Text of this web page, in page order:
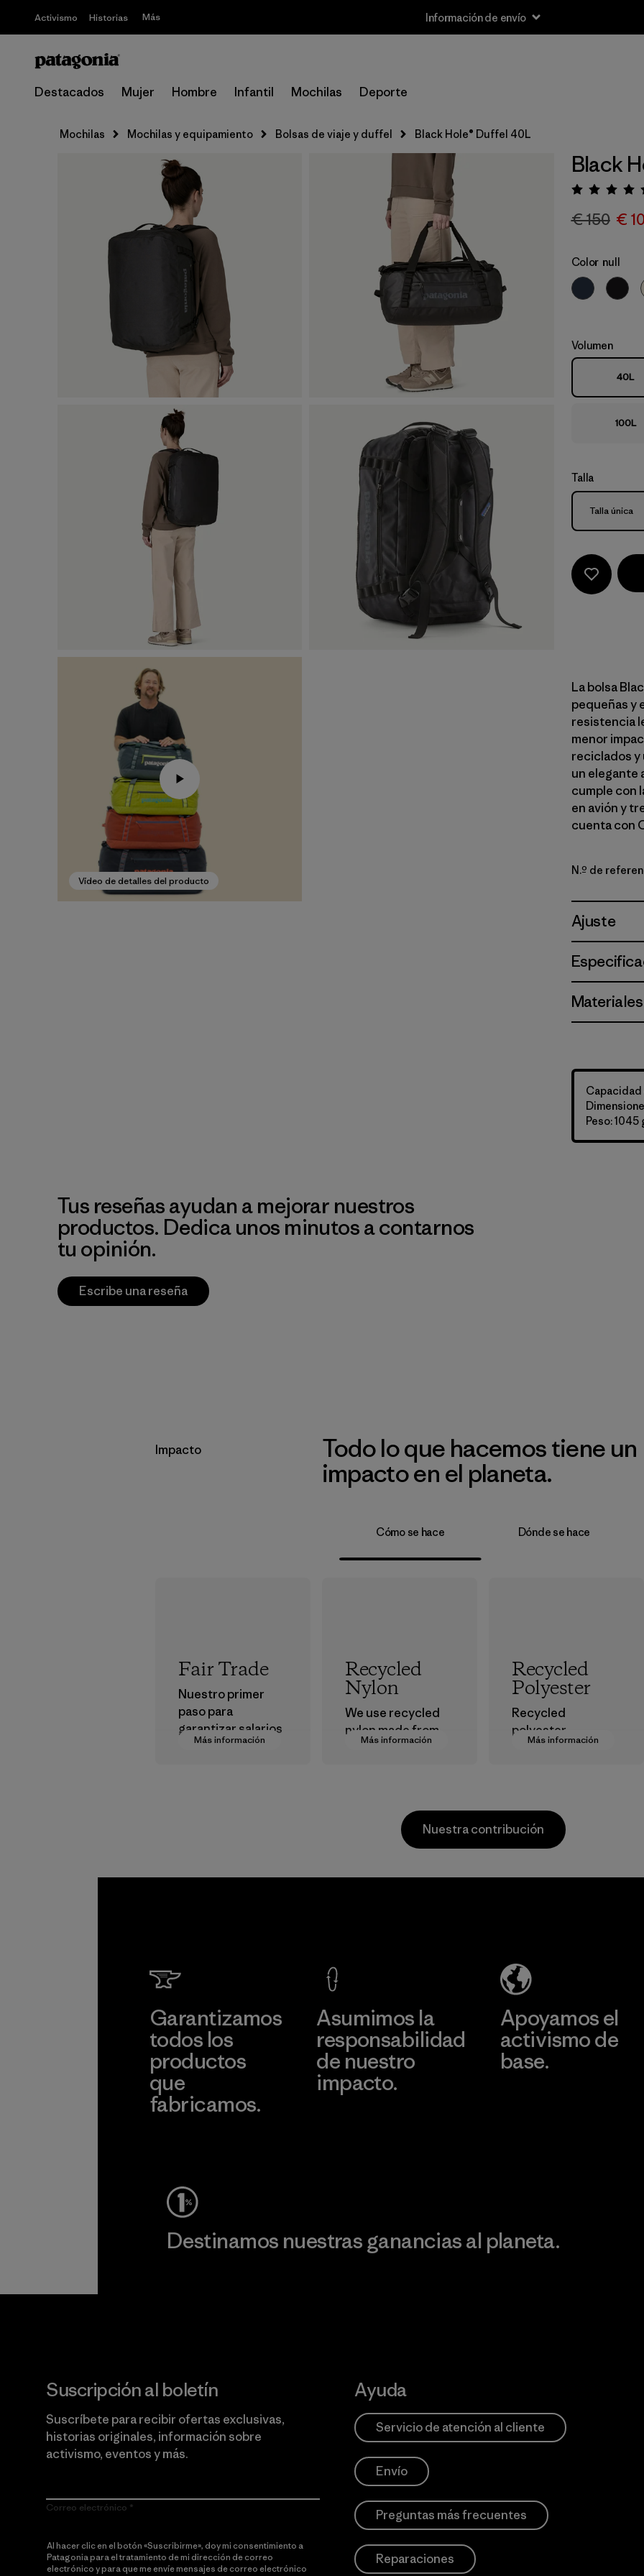
Activismo Historias Más Información de envío
Destacados Mujer Hombre Infantil Mochilas Deporte
Mochilas Mochilas y equipamiento Bolsas de viaje y duffel Black Hole® Duffel 40L
Vídeo de detalles del producto
Black
€ 150 €
Color null
Volumen
40L
100L
Talla
Talla
Talla única
La bolsa
pequeñas y
resistencia
menor
reciclados y
un elegante
cumple con
en avión y
cuenta con
N.º de
Ajuste
Capacidad
Peso: 1045
Tus reseñas ayudan a mejorar nuestros
productos. Dedica unos minutos a contarnos
tu opinión.
Escribe una reseña
Impacto
Todo lo que hacemos tiene un
impacto en el planeta.
Cómo se hace Dónde se hace
Más información
Fair Trade
Nuestro primer
paso para
garantizar salarios
dignos en nuestra
Más información
Recycled
Nylon
We use recycled
nylon made from
postindustrial
postconsumer
fishing nets.
Más información
Recycled
Polyester
Recycled
polyester
decreases our
Material
Más información
Material-supplier
Nuestra contribución
Garantizamos
todos los
productos
que
fabricamos.
Asumimos la
responsabilidad
de nuestro
impacto.
Apoyamos el
activismo de
base.
Destinamos nuestras ganancias al planeta.
Suscripción al boletín
Suscríbete para recibir ofertas exclusivas,
historias originales, información sobre
activismo, eventos y más.
Correo electrónico
Al hacer clic en el botón «Suscribirme», doy mi consentimiento a
Patagonia para el tratamiento de mi dirección de correo
electrónico y para que me envíe mensajes de correo electrónico
Ayuda
Servicio de atención al cliente
Envío
Preguntas más frecuentes
Reparaciones